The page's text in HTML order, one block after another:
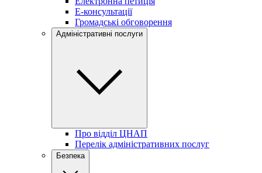
Е-консультації
Громадські обговорення
Адміністративні послуги
Про відділ ЦНАП
Перелік адміністративних послуг
Безпека